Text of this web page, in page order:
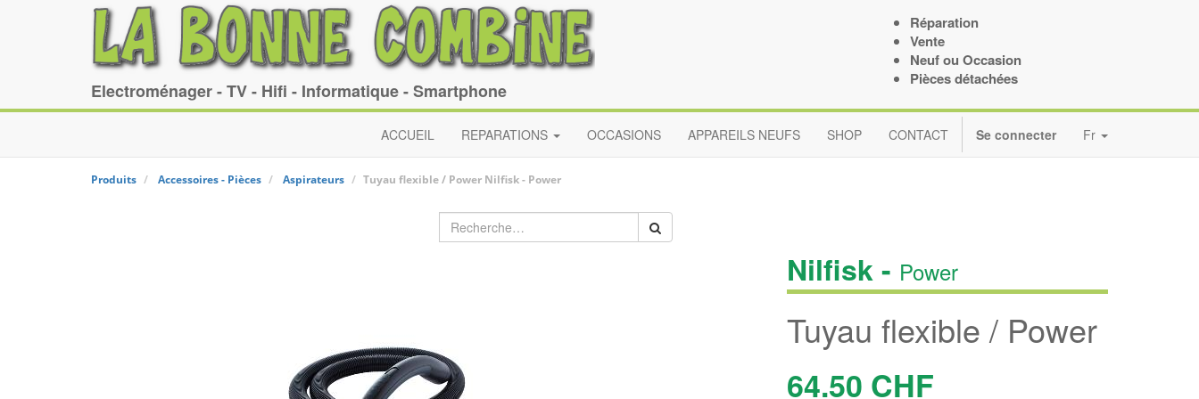
Electroménager - TV - Hifi - Informatique - Smartphone
Réparation
Vente
Neuf ou Occasion
Pièces détachées
ACCUEIL REPARATIONS OCCASIONS APPAREILS NEUFS SHOP CONTACT Se connecter Fr
Produits Accessoires - Pièces Aspirateurs Tuyau flexible / Power Nilfisk- Power
Nilfisk - Power
Tuyau flexible / Power
64.50 CHF